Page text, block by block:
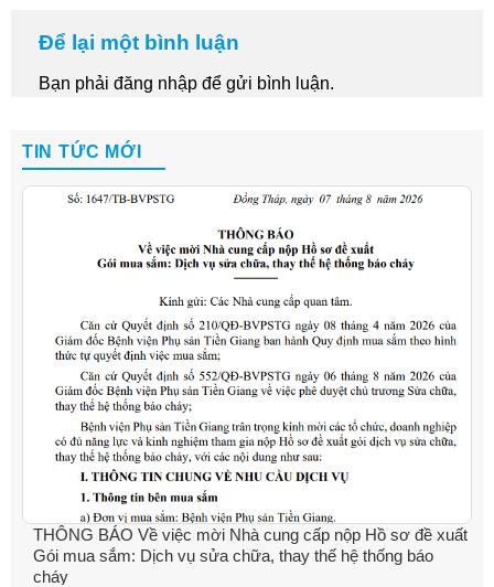
Để lại một bình luận
Bạn phải đăng nhậpđể gửi bình luận.
TIN TỨC MỚI
THÔNG BÁO Về việc mời Nhà cung cấp nộp Hồ sơ đề xuất
Gói mua sắm: Dịch vụ sửa chữa, thay thế hệ thống báo
cháy